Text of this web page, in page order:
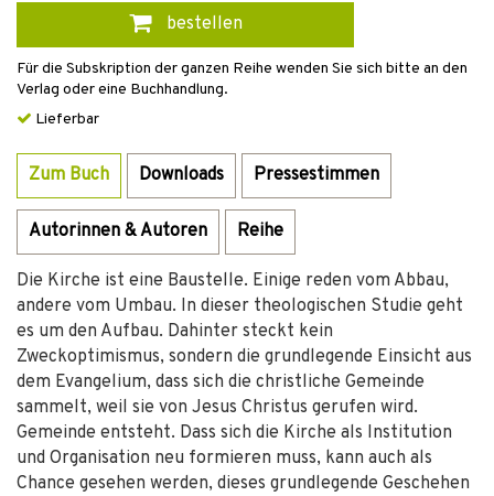
bestellen
Für die Subskription der ganzen Reihe wenden Sie sich bitte an den
Verlag oder eine Buchhandlung.
Lieferbar
Zum Buch Downloads Pressestimmen
Autorinnen & Autoren Reihe
Die Kirche ist eine Baustelle. Einige reden vom Abbau,
andere vom Umbau. In dieser theologischen Studie geht
es um den Aufbau. Dahinter steckt kein
Zweckoptimismus, sondern die grundlegende Einsicht aus
dem Evangelium, dass sich die christliche Gemeinde
sammelt, weil sie von Jesus Christus gerufen wird.
Gemeinde entsteht. Dass sich die Kirche als Institution
und Organisation neu formieren muss, kann auch als
Chance gesehen werden, dieses grundlegende Geschehen